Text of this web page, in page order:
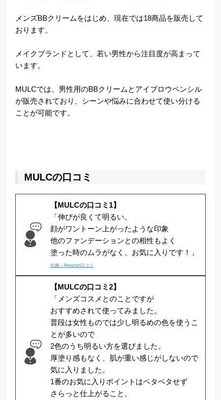
メンズBBクリームをはじめ、現在では18商品を販売して
おります。
メイクブランドとして、若い男性から注目度が高まって
います。
MULCでは、男性用のBBクリームとアイブロウペンシル
が販売されており、シーンや悩みに合わせて使い分ける
ことが可能です。
MULCの口コミ
【MULCの口コミ1】
「伸びが良くて明るい。
顔がワントーン上がったような印象
他のファンデーションとの相性もよく
塗った時のムラがなく、お気に入りです！」
出典：Amazon口コミ
【MULCの口コミ2】
「メンズコスメとのことですが
おすすめされて使ってみました。
普段は女性ものでは少し明るめの色を使うこ
とが多いので
2色のうち明るい方を選びました。
厚塗り感もなく、肌が重い感じがしないので
気に入りました。
1番のお気に入りポイントはベタベタせず
さらっと仕上がること。